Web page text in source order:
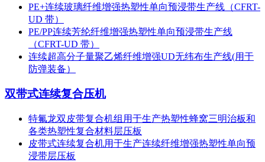
PE+连续玻璃纤维增强热塑性单向预浸带生产线（CFRT-
UD 带）
PE/PP连续芳纶纤维增强热塑性单向预浸带生产线
（CFRT-UD 带）
连续超高分子量聚乙烯纤维增强UD无纬布生产线(用于
防弹装备）
双带式连续复合压机
特氟龙双皮带复合机组用于生产热塑性蜂窝三明治板和
各类热塑性复合材料层压板
皮带式连续复合机用于生产连续纤维增强热塑性单向预
浸带层压板